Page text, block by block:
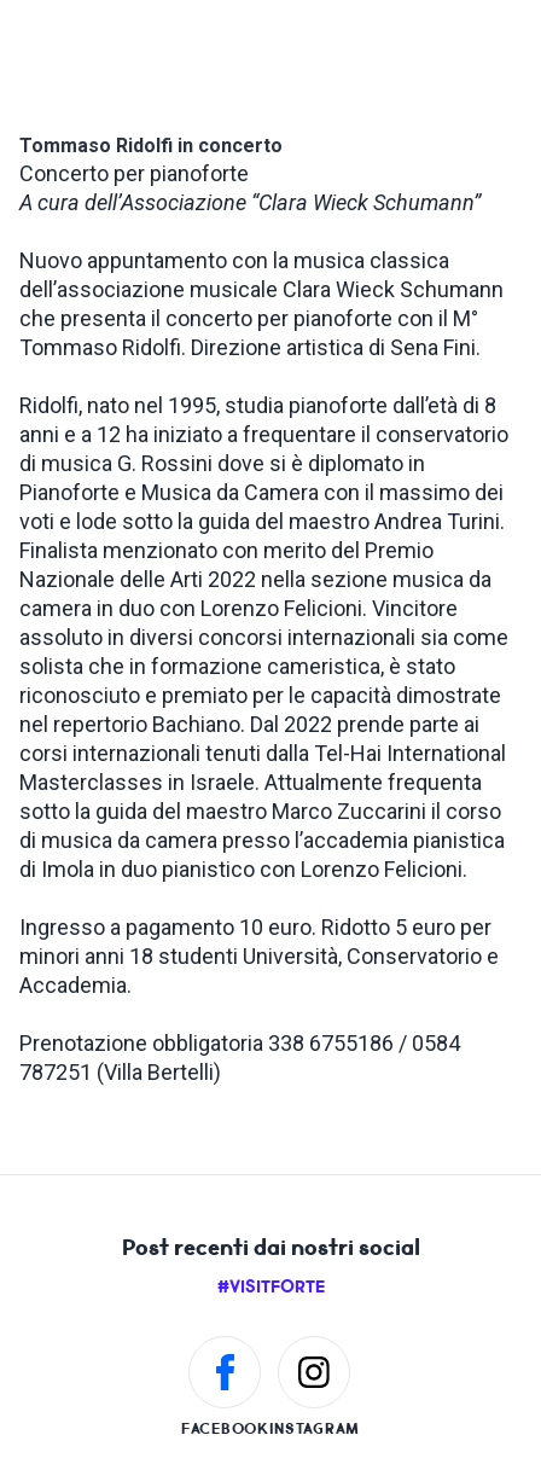
Tommaso Ridolfi in concerto
Concerto per pianoforte
A cura dell’Associazione “Clara Wieck Schumann”
Nuovo appuntamento con la musica classica
dell’associazione musicale Clara Wieck Schumann
che presenta il concerto per pianoforte con il M°
Tommaso Ridolfi. Direzione artistica di Sena Fini.
Ridolfi, nato nel 1995, studia pianoforte dall’età di 8
anni e a 12 ha iniziato a frequentare il conservatorio
di musica G. Rossini dove si è diplomato in
Pianoforte e Musica da Camera con il massimo dei
voti e lode sotto la guida del maestro Andrea Turini.
Finalista menzionato con merito del Premio
Nazionale delle Arti 2022 nella sezione musica da
camera in duo con Lorenzo Felicioni. Vincitore
assoluto in diversi concorsi internazionali sia come
solista che in formazione cameristica, è stato
riconosciuto e premiato per le capacità dimostrate
nel repertorio Bachiano. Dal 2022 prende parte ai
corsi internazionali tenuti dalla Tel-Hai International
Masterclasses in Israele. Attualmente frequenta
sotto la guida del maestro Marco Zuccarini il corso
di musica da camera presso l’accademia pianistica
di Imola in duo pianistico con Lorenzo Felicioni.
Ingresso a pagamento 10 euro. Ridotto 5 euro per
minori anni 18 studenti Università, Conservatorio e
Accademia.
Prenotazione obbligatoria 338 6755186 / 0584
787251 (Villa Bertelli)
Post recenti dai nostri social
#VISITFORTE
FACEBOOKINSTAGRAM